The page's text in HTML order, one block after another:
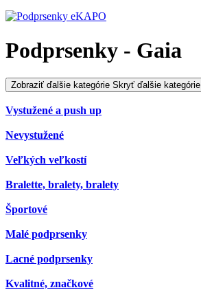
Podprsenky - Gaia
Zobraziť ďalšie kategórie Skryť ďalšie kategórie
Vystužené a push up
Nevystužené
Veľkých veľkostí
Bralette, bralety, bralety
Športové
Malé podprsenky
Lacné podprsenky
Kvalitné, značkové